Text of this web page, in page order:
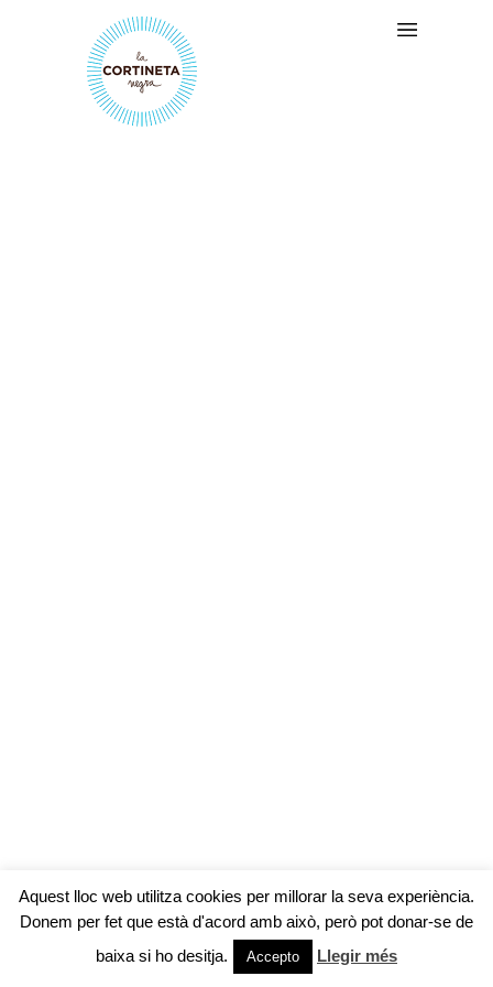
Aquest lloc web utilitza cookies per millorar la seva experiència.
Donem per fet que està d'acord amb això, però pot donar-se de
baixa si ho desitja.
Accepto Llegir més